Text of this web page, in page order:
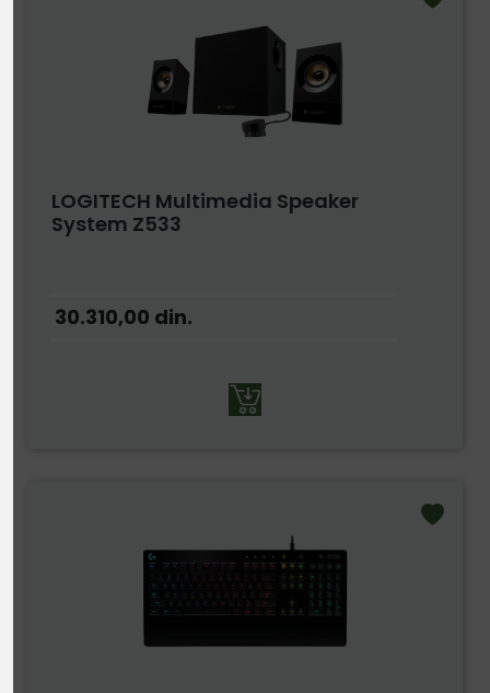
LOGITECH Multimedia Speaker
System Z533
30.310,00 din.